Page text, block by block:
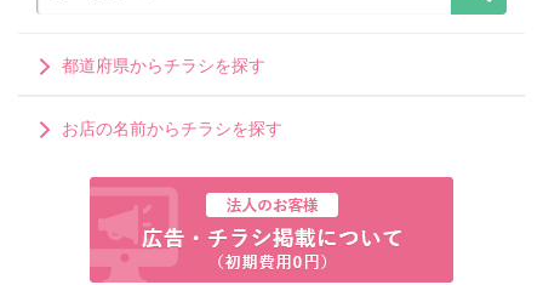
都道府県からチラシを探す
お店の名前からチラシを探す